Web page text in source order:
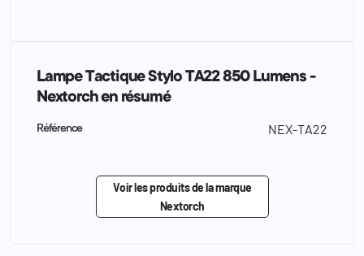
Lampe Tactique Stylo TA22 850 Lumens -
Nextorch en résumé
Référence NEX-TA22
Voir les produits de la marque
Nextorch